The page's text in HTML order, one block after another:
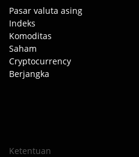
Pasar valuta asing
Indeks
Komoditas
Saham
Cryptocurrency
Berjangka
Ketentuan